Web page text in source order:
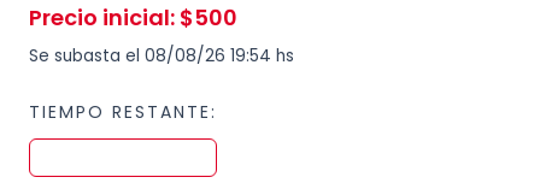
Precio inicial: $500
Se subasta el 08/08/26 19:54 hs
TIEMPO RESTANTE: